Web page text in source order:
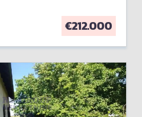
€212.000